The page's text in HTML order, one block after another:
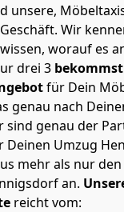
unsere,
Wir
worauf es
drei 3
für Dein
genau nach
genau der
Deinen Umzug
mehr als nur
an.
reicht vom: